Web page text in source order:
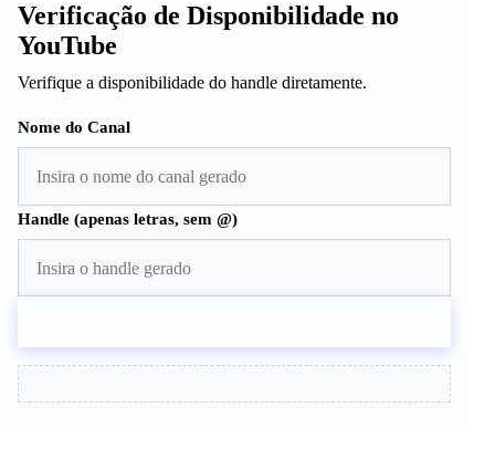
Verificação de Disponibilidade no
YouTube
Verifique a disponibilidade do handle diretamente.
Nome do Canal
Handle (apenas letras, sem @)